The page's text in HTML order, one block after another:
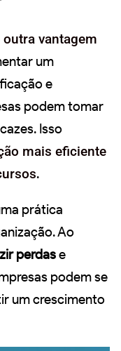
vantagem
um
e
podem tomar
Isso
mais eficiente
.
prática
Ao
perdase
podem se
um crescimento